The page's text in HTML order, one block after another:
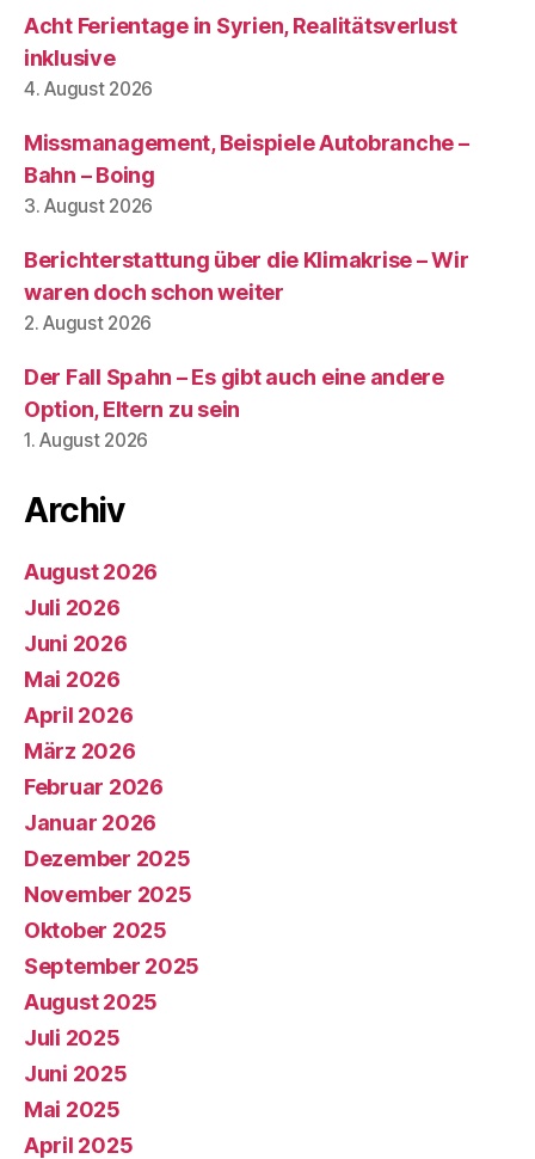
Acht Ferientage in Syrien, Realitätsverlust
inklusive
4. August 2026
Missmanagement, Beispiele Autobranche –
Bahn – Boing
3. August 2026
Berichterstattung über die Klimakrise – Wir
waren doch schon weiter
2. August 2026
Der Fall Spahn – Es gibt auch eine andere
Option, Eltern zu sein
1. August 2026
Archiv
August 2026
Juli 2026
Juni 2026
Mai 2026
April 2026
März 2026
Februar 2026
Januar 2026
Dezember 2025
November 2025
Oktober 2025
September 2025
August 2025
Juli 2025
Juni 2025
Mai 2025
April 2025